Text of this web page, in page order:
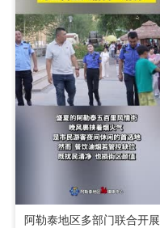
阿勒泰地区多部门联合开展